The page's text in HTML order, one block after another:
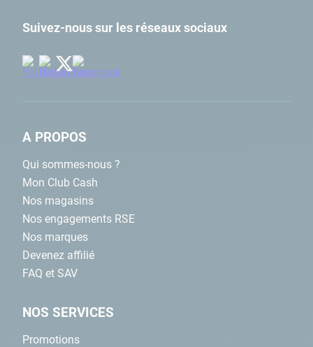
Suivez-nous sur les réseaux sociaux
A PROPOS
Qui sommes-nous ?
Mon Club Cash
Nos magasins
Nos engagements RSE
Nos marques
Devenez affilié
FAQ et SAV
NOS SERVICES
Promotions